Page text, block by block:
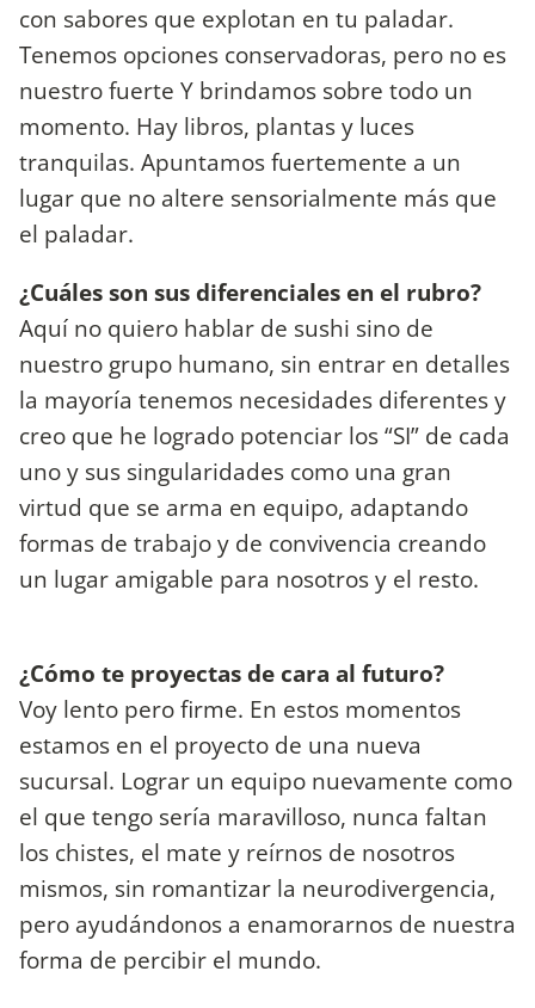
con sabores que explotan en tu paladar.
Tenemos opciones conservadoras, pero no es
nuestro fuerte Y brindamos sobre todo un
momento. Hay libros, plantas y luces
tranquilas. Apuntamos fuertemente a un
lugar que no altere sensorialmente más que
el paladar.
¿Cuáles son sus diferenciales en el rubro?
Aquí no quiero hablar de sushi sino de
nuestro grupo humano, sin entrar en detalles
la mayoría tenemos necesidades diferentes y
creo que he logrado potenciar los “SI” de cada
uno y sus singularidades como una gran
virtud que se arma en equipo, adaptando
formas de trabajo y de convivencia creando
un lugar amigable para nosotros y el resto.
¿Cómo te proyectas de cara al futuro?
Voy lento pero firme. En estos momentos
estamos en el proyecto de una nueva
sucursal. Lograr un equipo nuevamente como
el que tengo sería maravilloso, nunca faltan
los chistes, el mate y reírnos de nosotros
mismos, sin romantizar la neurodivergencia,
pero ayudándonos a enamorarnos de nuestra
forma de percibir el mundo.